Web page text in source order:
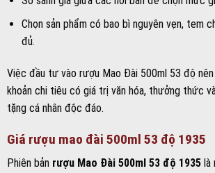
Chọn sản phẩm có bao bì nguyên vẹn, tem
đủ.
Việc đầu tư vào rượu Mao Đài 500ml 53 độ
khoản chi tiêu có giá trị văn hóa, thưởng thức
tặng cá nhân độc đáo.
Giá rượu mao đài 500ml 53 độ 1935
Phiên bản rượu Mao Đài 500ml 53 độ 1935